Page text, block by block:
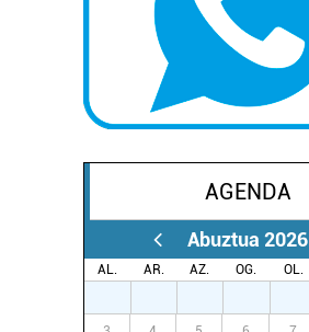
AGENDA
Abuztua 2026
AL. AR. AZ. OG. OL.